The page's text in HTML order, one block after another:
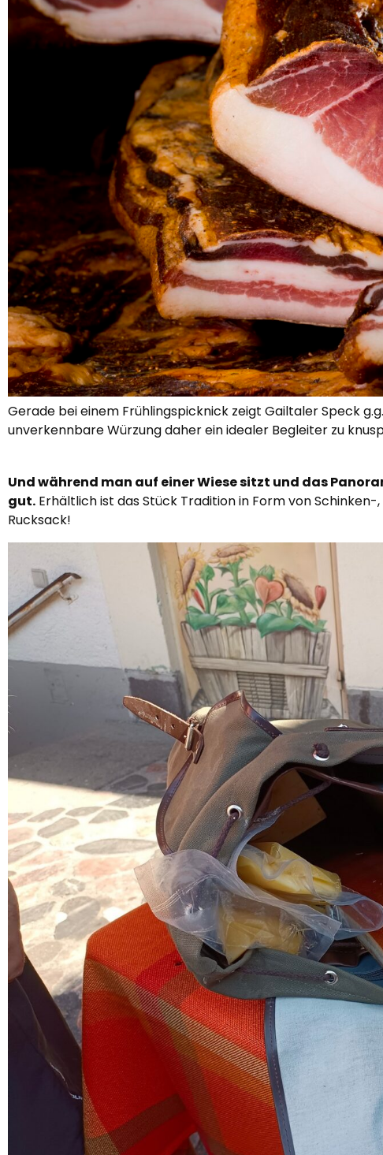
Gerade bei einem Frühlingspicknick zeigt Gailtaler Speck
unverkennbare Würzung daher ein idealer Begleiter zu
Und während man auf einer Wiese sitzt und das
gut. Erhältlich ist das Stück Tradition in Form von
Rucksack!